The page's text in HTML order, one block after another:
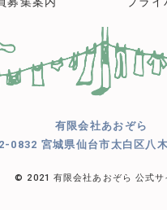
有限会社あおぞら
0832 宮城県仙台市太白区八
© 2021 有限会社あおぞら 公式サ